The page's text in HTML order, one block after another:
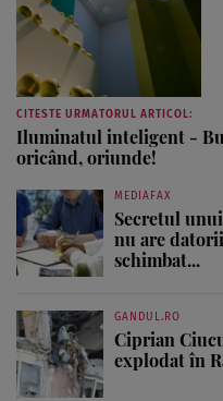
CITESTE URMATORUL ARTICOL:
Iluminatul inteligent -
oricând, oriunde!
MEDIAFAX
Secretul
nu are
schimbat...
GANDUL.RO
Ciprian
explodat în